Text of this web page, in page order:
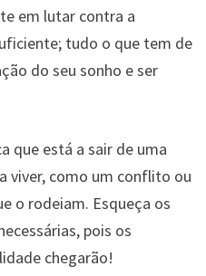
em lutar contra a
tudo o que tem de
do seu sonho e ser
que está a sair de uma
viver, como um conflito ou
o rodeiam. Esqueça os
pois os
chegarão!